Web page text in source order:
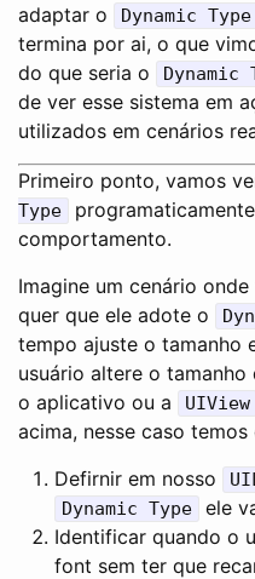
adaptar o
Dynamic Type
termina por ai, o que
do que seria o
Dynamic
de ver esse sistema em
utilizados em cenários
Primeiro ponto, vamos
Type
comportamento.
Imagine um cenário
quer que ele adote o
tempo ajuste o tamanho
usuário altere o
o aplicativo ou a
UIView
acima, nesse caso
Defirnir em nosso
Dynamic Type
ele
Identificar quando o
font sem ter que